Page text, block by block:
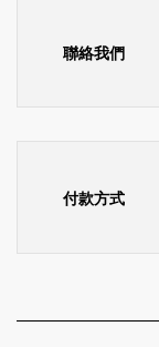
聯絡我們
付款方式